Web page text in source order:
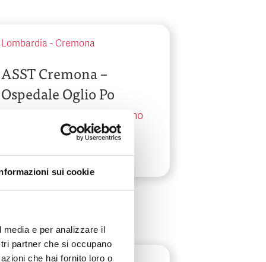
sui cookie
e per analizzare il
partner che si occupano
che hai fornito loro o
Lombardia - Cremona
ASST Cremona –
Ospedale Oglio Po
Via Staffolo, 51 - Vicomoscano